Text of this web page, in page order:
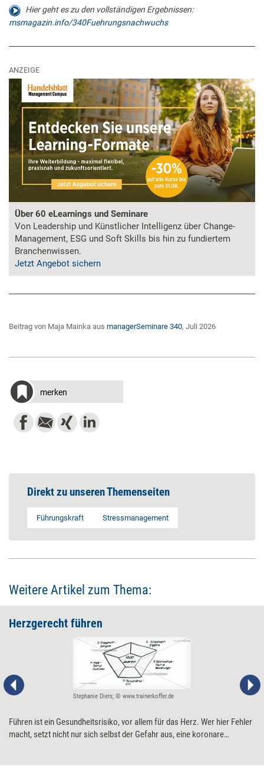
Hier geht es zu den vollständigen Ergebnissen:
msmagazin.info/340Fuehrungsnachwuchs
ANZEIGE
Über 60 eLearnings und Seminare
Von Leadership und Künstlicher Intelligenz über Change-
Management, ESG und Soft Skills bis hin zu fundiertem
Branchenwissen.
Jetzt Angebot sichern
Beitrag von Maja Mainka aus managerSeminare 340, Juli 2026
merken
Direkt zu unseren Themenseiten
Führungskraft Stressmanagement
Weitere Artikel zum Thema:
Herzgerecht führen
Stephanie Diers; © www.trainerkoffer.de
Führen ist ein Gesundheitsrisiko, vor allem für das Herz. Wer hier Fehler
macht, setzt nicht nur sich selbst der Gefahr aus, eine koronare